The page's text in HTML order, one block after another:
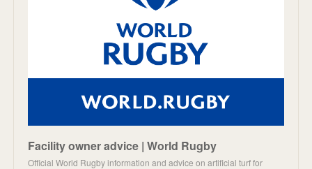
Facility owner advice | World Rugby
Official World Rugby information and advice on artificial turf for